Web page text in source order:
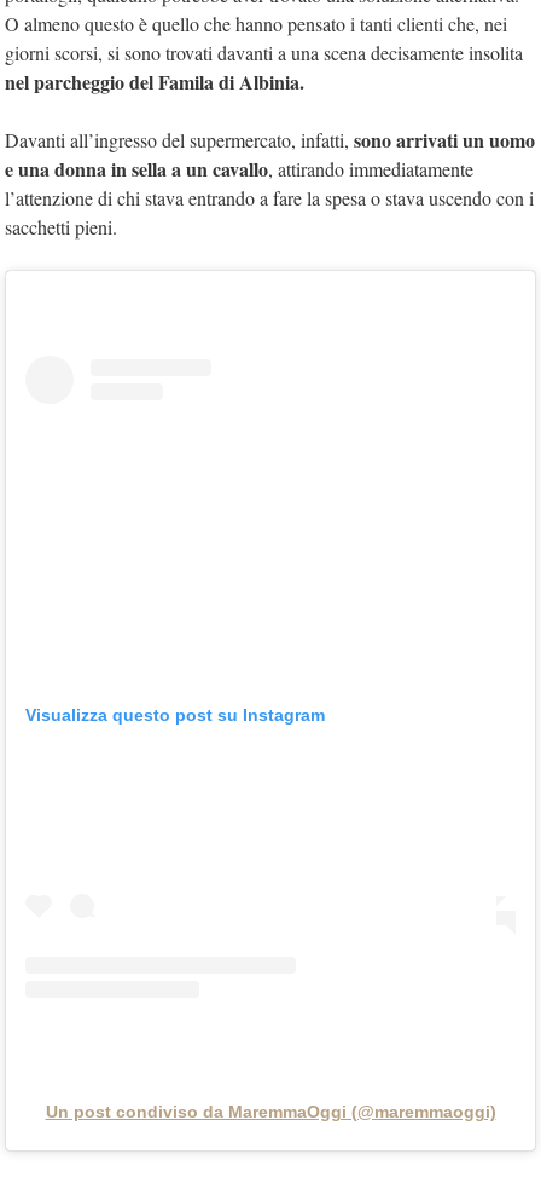
O almeno questo è quello che hanno pensato i tanti clienti che, nei
giorni scorsi, si sono trovati davanti a una scena decisamente insolita
nel parcheggio del Famila di Albinia.
Davanti all’ingresso del supermercato, infatti, sono arrivati un uomo
e una donna in sella a un cavallo, attirando immediatamente
l’attenzione di chi stava entrando a fare la spesa o stava uscendo con i
sacchetti pieni.
Visualizza questo post su Instagram
Un post condiviso da MaremmaOggi (@maremmaoggi)